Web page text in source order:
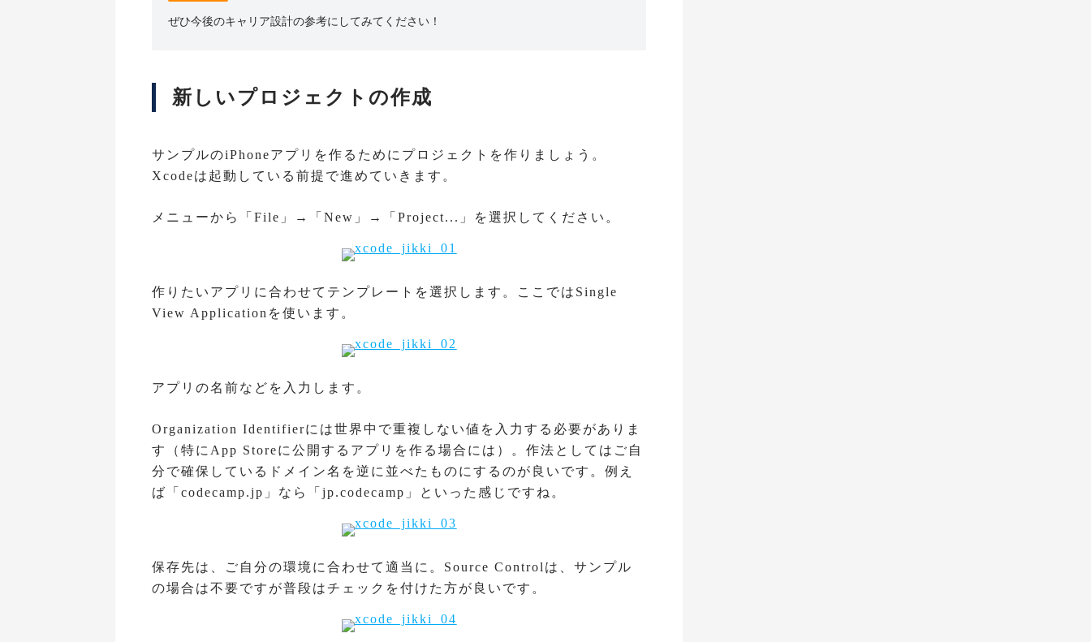
ぜひ今後のキャリア設計の参考にしてみてください！
新しいプロジェクトの作成
サンプルのiPhoneアプリを作るためにプロジェクトを作りましょう。
Xcodeは起動している前提で進めていきます。
メニューから「File」→「New」→「Project...」を選択してください。
作りたいアプリに合わせてテンプレートを選択します。ここではSingle
View Applicationを使います。
アプリの名前などを入力します。
Organization Identifierには世界中で重複しない値を入力する必要がありま
す（特にApp Storeに公開するアプリを作る場合には）。作法としてはご自
分で確保しているドメイン名を逆に並べたものにするのが良いです。例え
ば「codecamp.jp」なら「jp.codecamp」といった感じですね。
保存先は、ご自分の環境に合わせて適当に。Source Controlは、サンプル
の場合は不要ですが普段はチェックを付けた方が良いです。